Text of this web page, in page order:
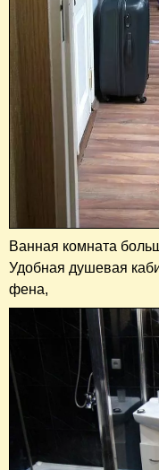
Ванная комната
Удобная душевая
фена,